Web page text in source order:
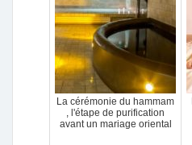
La cérémonie du hammam
, l'étape de purification
avant un mariage oriental